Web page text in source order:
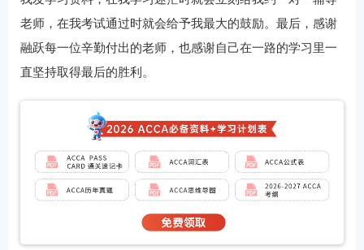
老师，在我考试通过时就会给予我最大的鼓励。最后，感谢
融跃每一位辛勤付出的老师，也感谢自己在一路的学习里一
直坚持取得最后的胜利。